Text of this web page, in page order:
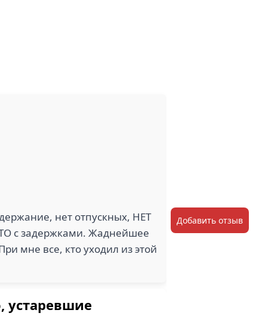
нет отпускных, НЕТ
с задержками. Жаднейшее
мне все, кто уходил из этой
устаревшие
Добавить отзыв